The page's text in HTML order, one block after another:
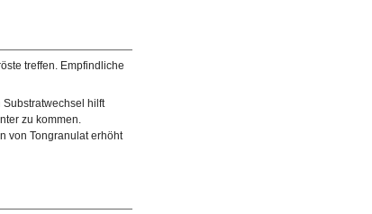
treffen. Empfindliche
hilft
zu kommen.
von Tongranulat erhöht